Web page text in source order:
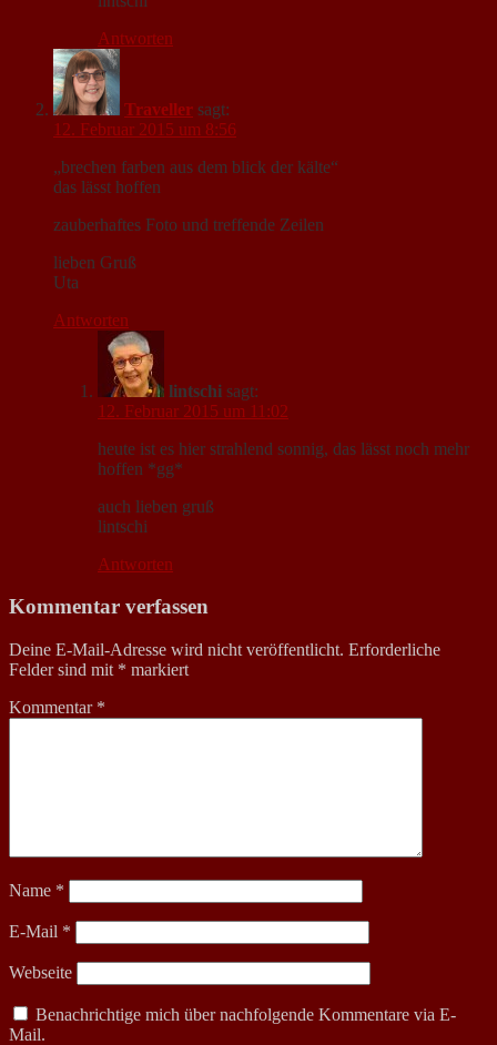
Antworten
Traveller sagt:
12. Februar 2015 um 8:56
„brechen farben aus dem blick der kälte“
das lässt hoffen
zauberhaftes Foto und treffende Zeilen
lieben Gruß
Uta
Antworten
lintschi sagt:
12. Februar 2015 um 11:02
heute ist es hier strahlend sonnig, das lässt noch mehr
hoffen *gg*
auch lieben gruß
lintschi
Antworten
Kommentar verfassen
Deine E-Mail-Adresse wird nicht veröffentlicht. Erforderliche
Felder sind mit * markiert
Kommentar *
Name *
E-Mail *
Webseite
Benachrichtige mich über nachfolgende Kommentare via E-
Mail.